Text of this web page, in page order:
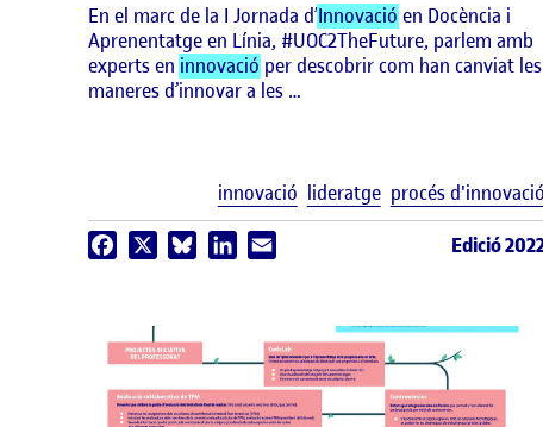
En el marc de la I Jornada d’Innovació en Docència i
Aprenentatge en Línia, #UOC2TheFuture, parlem amb
experts en innovació per descobrir com han canviat les
maneres d’innovar a les …
innovació lideratge procés d'innovació
Facebook BlueskyLinkedIn Edició